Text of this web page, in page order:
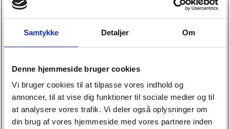
Samtykke Detaljer Om
Denne hjemmeside bruger cookies
Vi bruger cookies til at tilpasse vores indhold og
annoncer, til at vise dig funktioner til sociale medier og til
at analysere vores trafik. Vi deler også oplysninger om
din brug af vores hjemmeside med vores partnere inden
Nummerplade*
Nuværende kilometerstand*